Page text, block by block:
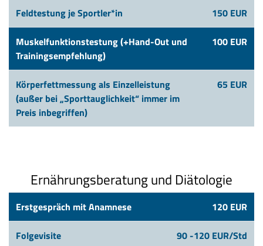
Feldtestung je Sportler*in 150 EUR
Muskelfunktionstestung (+Hand-Out und
Trainingsempfehlung)
100 EUR
Körperfettmessung als Einzelleistung
(außer bei „Sporttauglichkeit“ immer im
Preis inbegriffen)
65 EUR
Ernährungsberatung und Diätologie
Erstgespräch mit Anamnese 120 EUR
Folgevisite 90 -120 EUR/Std